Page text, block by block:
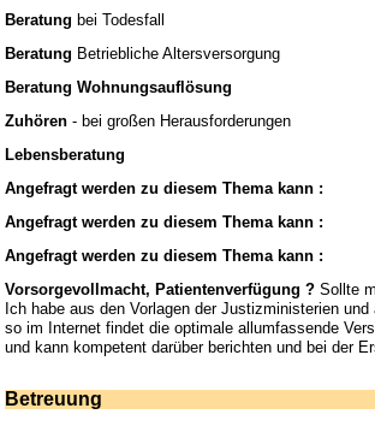
Beratung bei Todesfall
Beratung Betriebliche Altersversorgung
Beratung Wohnungsauflösung
Zuhören - bei großen Herausforderungen
Lebensberatung
Angefragt werden zu diesem Thema kann :
Angefragt werden zu diesem Thema kann :
Angefragt werden zu diesem Thema kann :
Vorsorgevollmacht, Patientenverfügung ? Sollte
Ich habe aus den Vorlagen der Justizministerien
so im Internet findet die optimale allumfassende
und kann kompetent darüber berichten und bei der
Betreuung